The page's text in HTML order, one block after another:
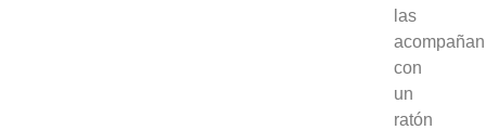
las
con
un
ratón